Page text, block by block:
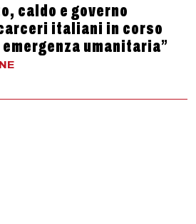
caldo e governo
italiani in corso
umanitaria”